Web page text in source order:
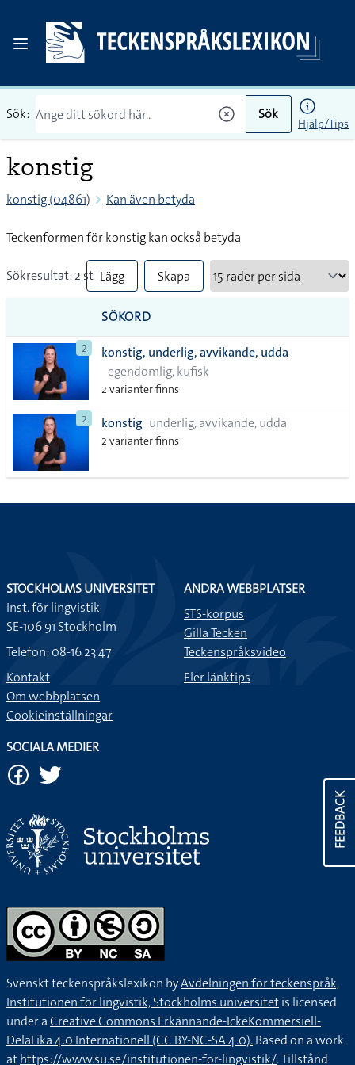
Sök: Sök
Hjälp/Tips
konstig
konstig (04861) Kan även betyda
Teckenformen för konstig kan också betyda
Sökresultat: 2 st Lägg
till
alla i
lista
Skapa
SÖKORD
2
konstig, underlig, avvikande, udda
egendomlig, kufisk
2 varianter finns
2 konstig underlig, avvikande, udda
2 varianter finns
FEEDBACK
STOCKHOLMS UNIVERSITET
Inst. för lingvistik
SE-106 91 Stockholm
Telefon: 08-16 23 47
Kontakt
Om webbplatsen
Cookieinställningar
ANDRA WEBBPLATSER
STS-korpus
Gilla Tecken
Teckenspråksvideo
Fler länktips
SOCIALA MEDIER
Svenskt teckenspråkslexikon byAvdelningen för teckenspråk,
Institutionen för lingvistik, Stockholms universitetis licensed
under aCreative Commons Erkännande-IckeKommersiell-
DelaLika 4.0 Internationell (CC BY-NC-SA 4.0).Based on a work
athttps://www.su.se/institutionen-for-lingvistik/. Tillstånd